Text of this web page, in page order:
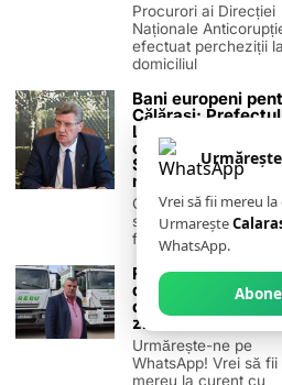
TERMENI ȘI CONDIȚII
PUBLICITATE ONLINE & TIPĂRITĂ
ZIARUL ANUNȚUL
2026- Toate drepturile
Vrei să fii mereu
Urmarește
WhatsApp.
Procurori ai Direcției
Naționale
efectuat percheziții la
domiciliul
Bani europeni
Călărași: Prefectul
Laurențiu State
colaborarea cu ADR
Sud-Muntenia
noi finanțări
Călărașul se
să intre pe harta
finanțărilor europene,
REBU S.A nu va
de Crăciun și
dar vor fi
zilele
Urmărește-ne pe
WhatsApp! Vrei să fii
mereu la curent cu